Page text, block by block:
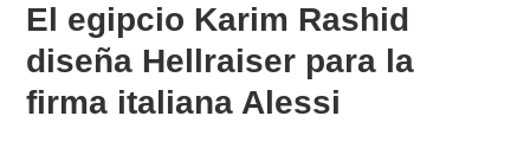
El egipcio Karim Rashid
diseña Hellraiser para la
firma italiana Alessi